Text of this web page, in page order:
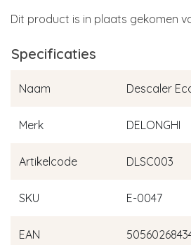
Dit product is in plaats gekomen
Specificaties
Naam Descaler
Merk DELONGHI
Artikelcode DLSC003
SKU E-0047
EAN